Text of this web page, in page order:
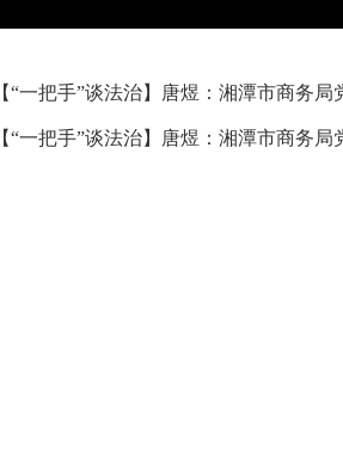
【“一把手”谈法治】唐煜：湘潭市商务
【“一把手”谈法治】唐煜：湘潭市商务